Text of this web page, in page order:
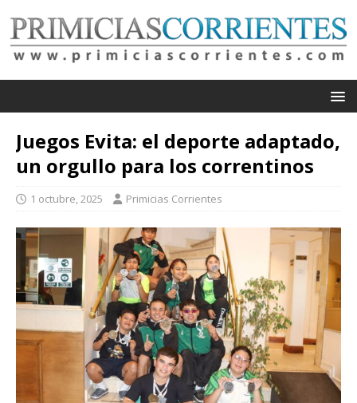
Juegos Evita: el deporte adaptado,
un orgullo para los correntinos
1 octubre, 2025 Primicias Corrientes